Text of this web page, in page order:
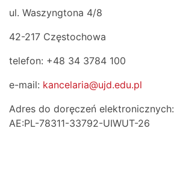
ul. Waszyngtona 4/8
42-217 Częstochowa
telefon: +48 34 3784 100
e-mail: kancelaria@ujd.edu.pl
Adres do doręczeń elektronicznych:
AE:PL-78311-33792-UIWUT-26